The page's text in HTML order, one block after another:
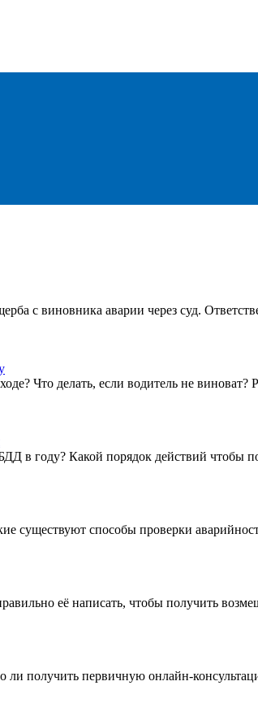
с виновника аварии через суд.
Что делать, если водитель не
в году? Какой порядок действий чтобы
существуют способы проверки
её написать, чтобы получить
получить первичную онлайн-